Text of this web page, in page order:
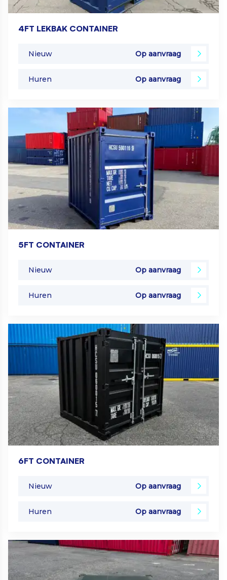
4FT LEKBAK CONTAINER
Nieuw Op aanvraag
Huren Op aanvraag
5FT CONTAINER
Nieuw Op aanvraag
Huren Op aanvraag
6FT CONTAINER
Nieuw Op aanvraag
Huren Op aanvraag